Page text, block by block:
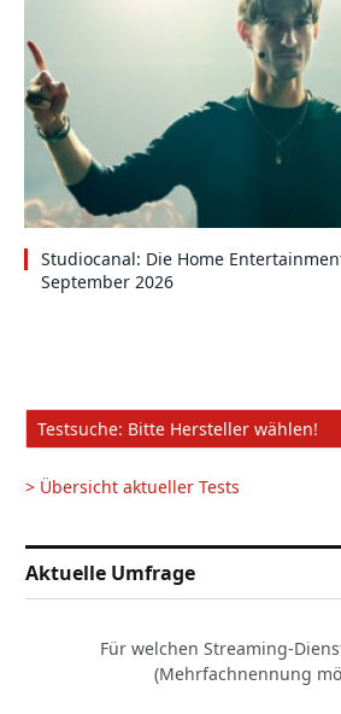
Studiocanal: Die Home
September 2026
> Übersicht aktueller Tests
Aktuelle Umfrage
Für welchen Streaming-
(Mehrfachnennung